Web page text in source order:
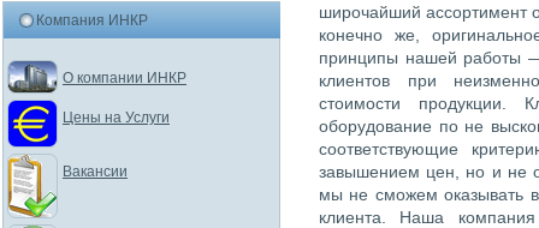
широчайший ассортимент
конечно же,
принципы нашей работы
клиентов при
стоимости продукции.
оборудование по не
соответствующие
завышением цен, но и не
мы не сможем оказывать
клиента. Наша компания
Компания ИНКР
О компании ИНКР
Цены на Услуги
Вакансии